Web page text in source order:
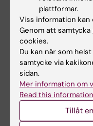
+46852487752
E-post:
Links
DN Debatt
Arbete och Hälsa
plattformar.
Viss information kan
Genom att
cookies.
Du kan när som
samtycke via
sidan.
Mer information om
Read this
Tillåt